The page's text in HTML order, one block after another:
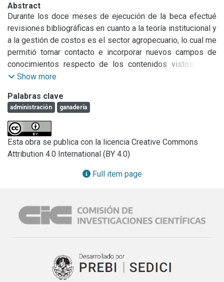
Abstract
Durante los doce meses de ejecución de la beca efectué
revisiones bibliográficas en cuanto a la teoría institucional y
a la gestión de costos es el sector agropecuario, lo cual me
permitió tomar contacto e incorporar nuevos campos de
conocimientos respecto de los contenidos vistos en la
carrera. También, realicé transcripciones de entrevistas
ganadera del Sudoeste bonaerense, y luego el
procesamiento y la tabulación de la información producto
de dichas entrevistas para desarrollar diferentes análisis.
Además de cumplir con el plan de trabajo propuesto,
colaboré con el proyecto PGI en el que me inserté producto
de mi beca en diferentes estudios sobre presiones
institucionales y publicaciones resultantes.
Show more
Palabras clave
administración ganadería
Esta obra se publica con la licencia Creative Commons
Attribution 4.0 International (BY 4.0)
Full item page